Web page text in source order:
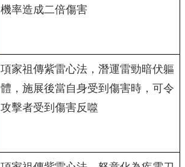
機率造成二倍傷害
項家祖傳紫雷心法，潛運雷勁暗伏軀
體，施展後當自身受到傷害時，可令
攻擊者受到傷害反噬